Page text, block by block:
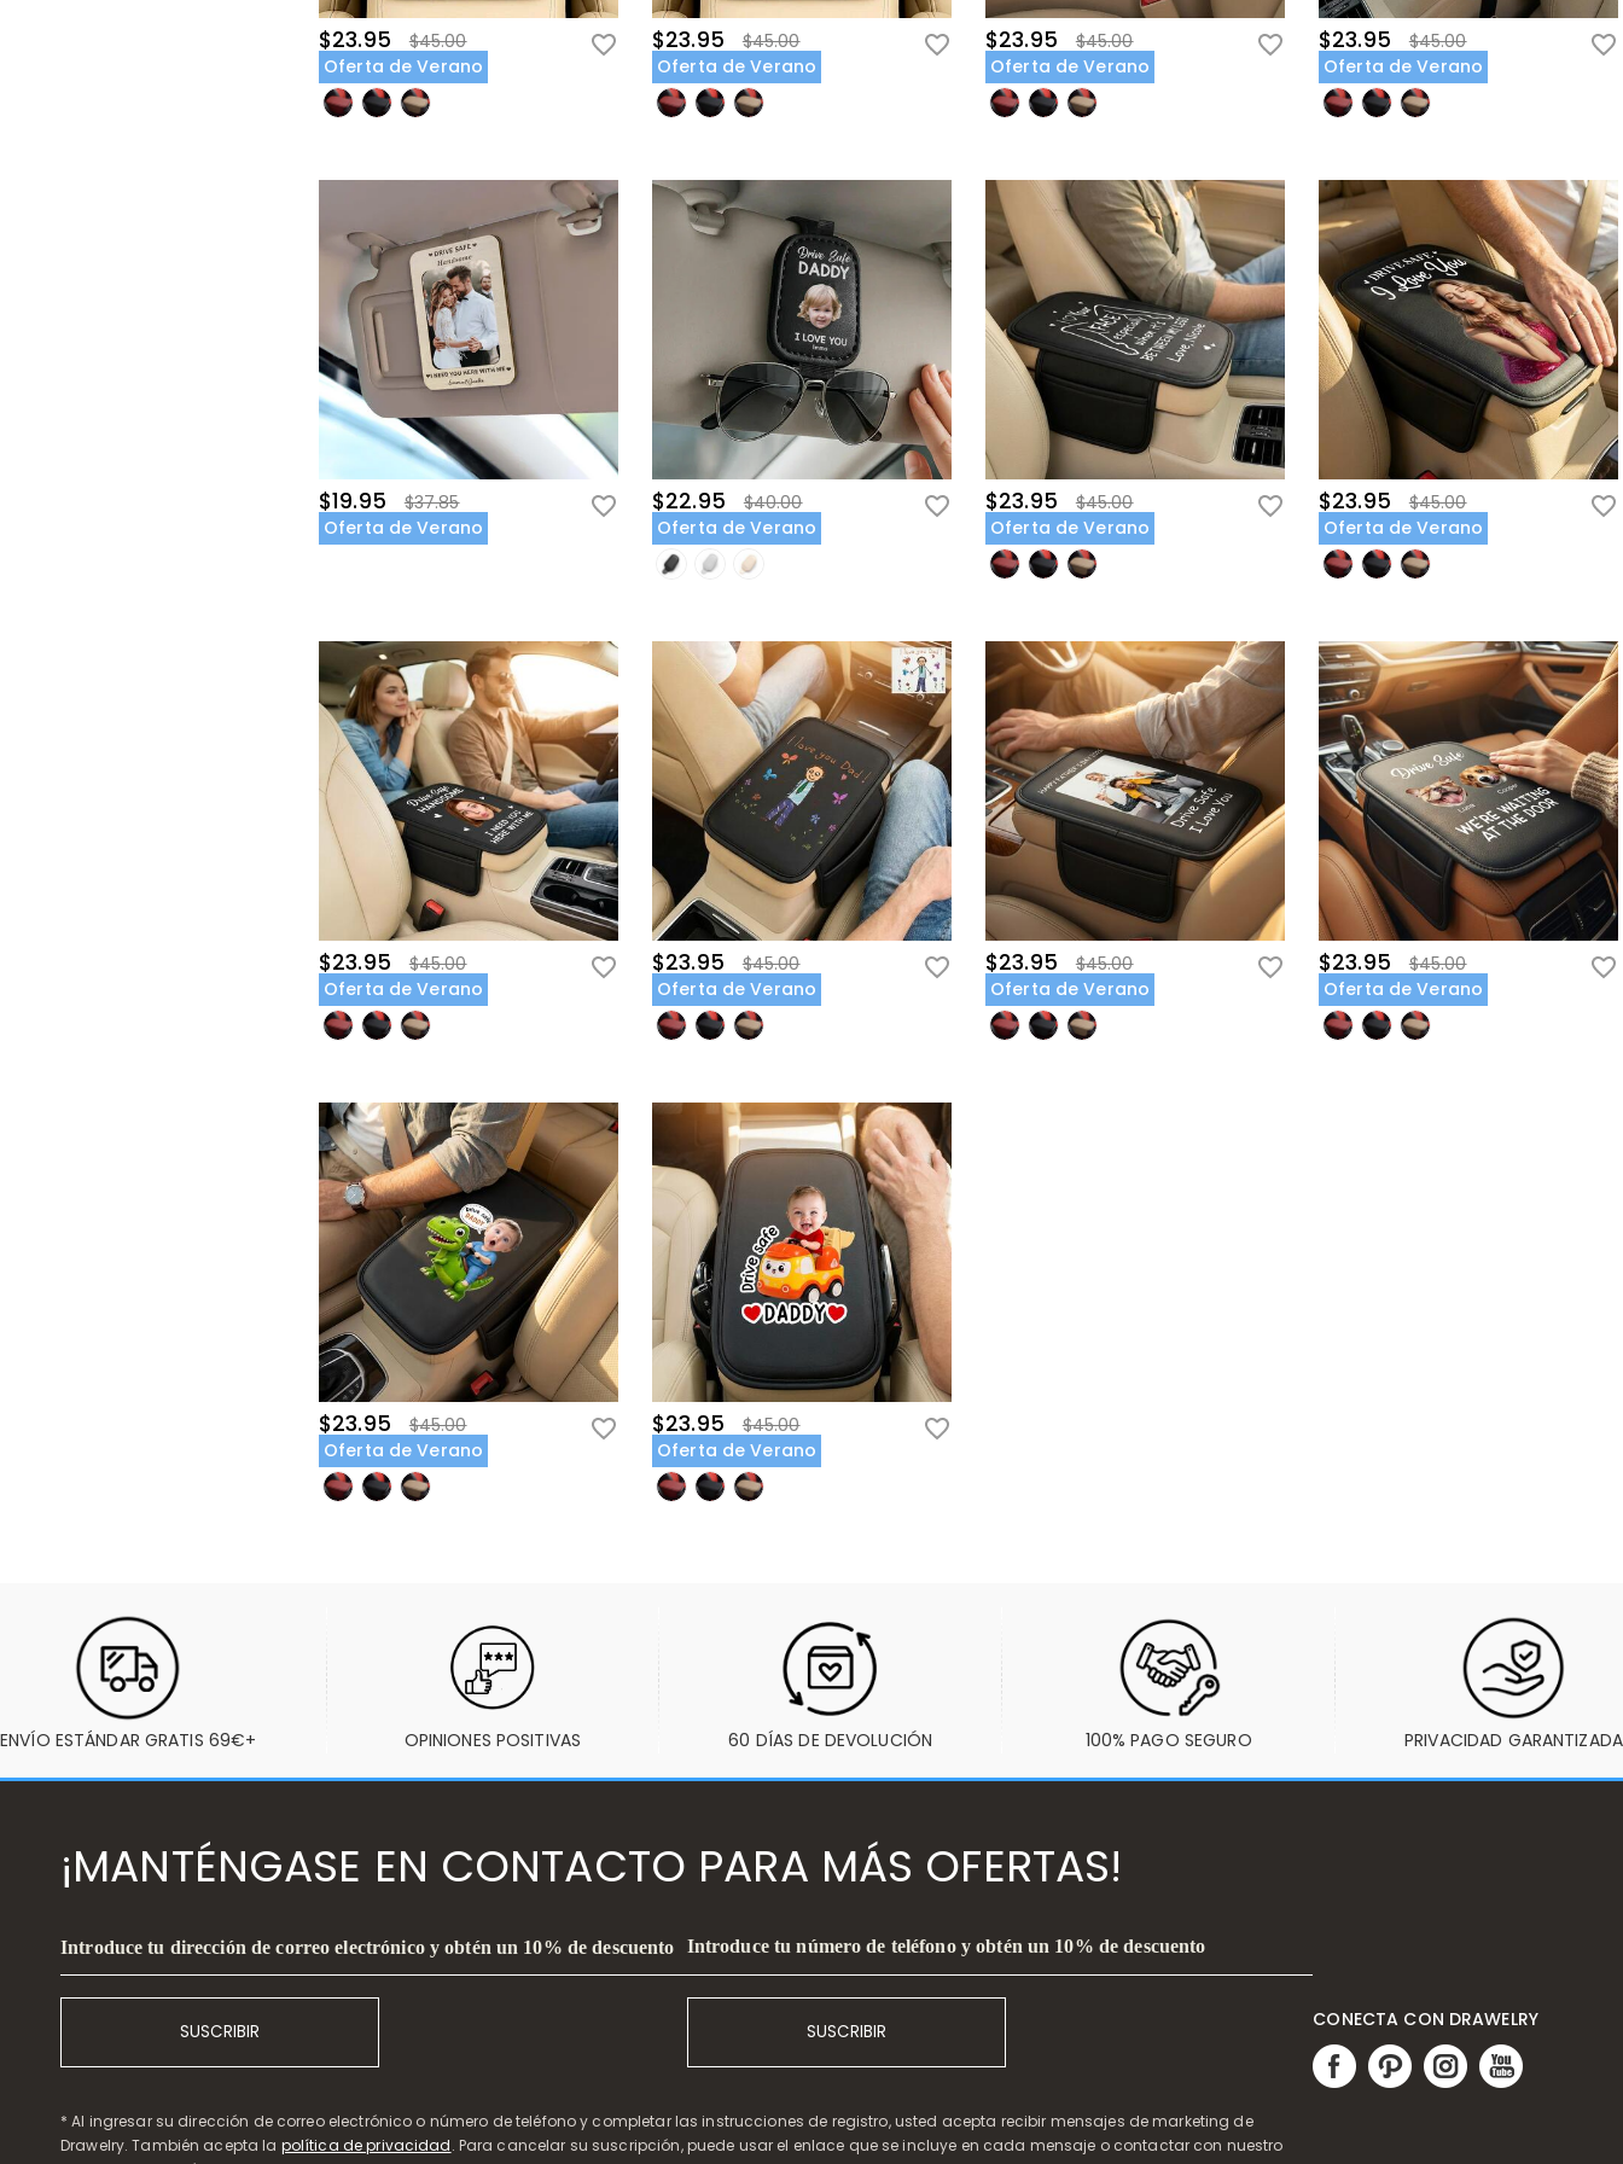
$23.95
$45.00
Oferta de Verano
$23.95
$45.00
Oferta de Verano
$23.95
$45.00
Oferta de Verano
$23.95
$45.00
Oferta de Verano
$19.95
$37.85
Oferta de Verano
$22.95
$40.00
Oferta de Verano
$23.95
$45.00
Oferta de Verano
$23.95
$45.00
Oferta de Verano
$23.95
$45.00
Oferta de Verano
$23.95
$45.00
Oferta de Verano
$23.95
$45.00
Oferta de Verano
$23.95
$45.00
Oferta de Verano
$23.95
$45.00
Oferta de Verano
$23.95
$45.00
Oferta de Verano
ENVÍO ESTÁNDAR GRATIS 69€+ OPINIONES POSITIVAS 60 DÍAS DE DEVOLUCIÓN 100% PAGO SEGURO PRIVACIDAD GARANTIZADA
¡MANTÉNGASE EN CONTACTO PARA MÁS OFERTAS!
Introduce tu dirección de correo electrónico y obtén un 10% de descuento
SUSCRIBIR
Introduce tu número de teléfono y obtén un 10% de descuento
SUSCRIBIR
* Al ingresar su dirección de correo electrónico o número de teléfono y completar las instrucciones de registro, usted acepta recibir mensajes de marketing de
Drawelry. También acepta la política de privacidad. Para cancelar su suscripción, puede usar el enlace que se incluye en cada mensaje o contactar con nuestro
CONECTA CON DRAWELRY